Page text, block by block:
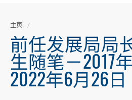
主页
前任发展局局
生随笔－2017
2022年6月26日